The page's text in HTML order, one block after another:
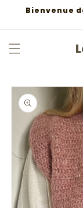
passer
Bienvenue
Passer aux
informations
produits